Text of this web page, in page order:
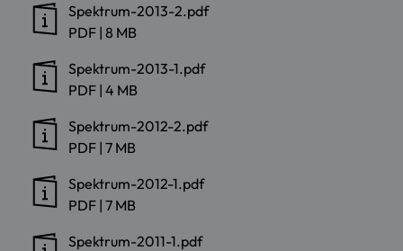
Spektrum-2013-2.pdf
PDF | 8 MB
Spektrum-2013-1.pdf
PDF | 4 MB
Spektrum-2012-2.pdf
PDF | 7 MB
Spektrum-2012-1.pdf
PDF | 7 MB
Spektrum-2011-1.pdf